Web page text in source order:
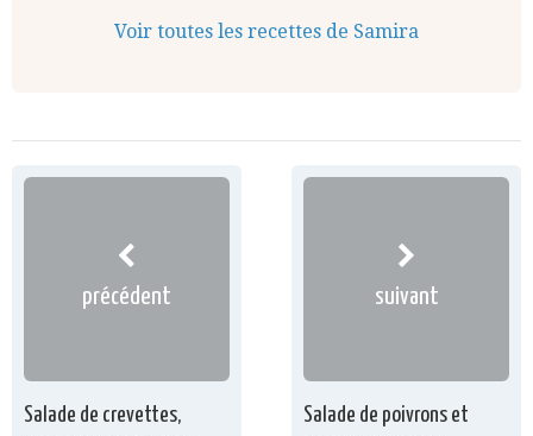
Voir toutes les recettes de Samira
précédent
Salade de crevettes,
suivant
Salade de poivrons et